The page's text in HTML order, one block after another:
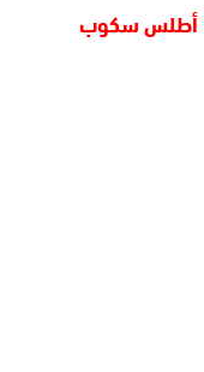
أطلس سكوب